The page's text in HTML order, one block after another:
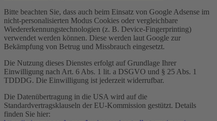
Bitte beachten Sie, dass auch beim Einsatz von Google Adsense im
nicht-personalisierten Modus Cookies oder vergleichbare
Wiedererkennungstechnologien (z. B. Device-Fingerprinting)
verwendet werden können. Diese werden laut Google zur
Bekämpfung von Betrug und Missbrauch eingesetzt.
Die Nutzung dieses Dienstes erfolgt auf Grundlage Ihrer
Einwilligung nach Art. 6 Abs. 1 lit. a DSGVO und § 25 Abs. 1
TDDDG. Die Einwilligung ist jederzeit widerrufbar.
Die Datenübertragung in die USA wird auf die
Standardvertragsklauseln der EU-Kommission gestützt. Details
finden Sie hier: